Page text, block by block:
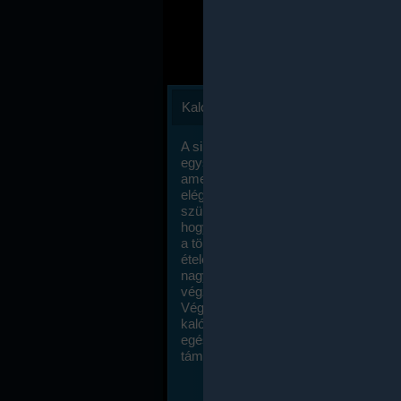
Kalóriaszámlálás
A sikeres fogyás titka valójában igen
egyszerű: égess több energiát, mint
amennyit beviszel. Természetesen
elég nagy fegyelemre és akaraterőre
szükség, de meglepődve fogod
hogy a kalóriaszámolás mennyire
a többi diétához képest. Itt nincsenek
ételek és a megengedett kalóriabevitelt
nagymértékben növelheted ha
végzel.
Végül, de nem utolsó sorban, a
kalóriaszámolás módszerét a legtöbb
egészségügyi szakorvos ajánlja és
támogatja.